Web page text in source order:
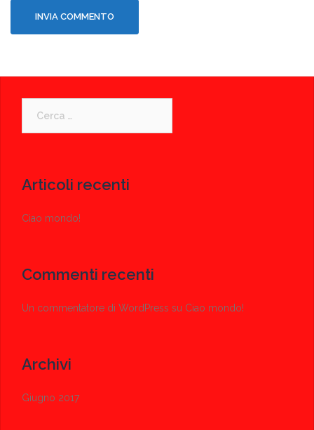
per:
Articoli recenti
Ciao mondo!
Commenti recenti
Un commentatore di WordPress su Ciao mondo!
Archivi
Giugno 2017